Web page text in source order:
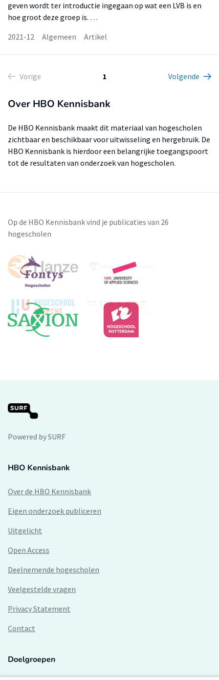
geven wordt ter introductie ingegaan op wat een LVB is en
hoe groot deze groep is. …
2021-12
Algemeen Artikel
Vorige 1 Volgende
Over HBO Kennisbank
De HBO Kennisbank maakt dit materiaal van hogescholen
zichtbaar en beschikbaar voor uitwisseling en hergebruik. De
HBO Kennisbank is hierdoor een belangrijke toegangspoort
tot de resultaten van onderzoek van hogescholen.
Op de HBO Kennisbank vind je publicaties van 26
hogescholen
Powered by SURF
HBO Kennisbank
Over de HBO Kennisbank
Eigen onderzoek publiceren
Uitgelicht
Open Access
Deelnemende hogescholen
Veelgestelde vragen
Privacy Statement
Contact
Doelgroepen